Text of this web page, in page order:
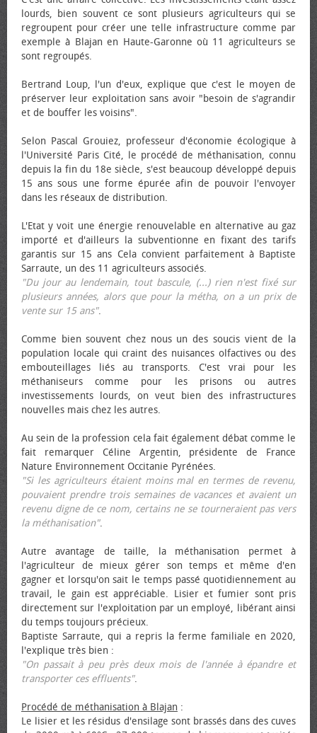
lourds, bien souvent ce sont plusieurs agriculteurs qui se
regroupent pour créer une telle infrastructure comme par
exemple à Blajan en Haute-Garonne où 11 agriculteurs se
sont regroupés.
Bertrand Loup, l'un d'eux, explique que c'est le moyen de
préserver leur exploitation sans avoir "besoin de s'agrandir
et de bouffer les voisins".
Selon Pascal Grouiez, professeur d'économie écologique à
l'Université Paris Cité, le procédé de méthanisation, connu
depuis la fin du 18e siècle, s'est beaucoup développé depuis
15 ans sous une forme épurée afin de pouvoir l'envoyer
dans les réseaux de distribution.
L'Etat y voit une énergie renouvelable en alternative au gaz
importé et d'ailleurs la subventionne en fixant des tarifs
garantis sur 15 ans Cela convient parfaitement à Baptiste
Sarraute, un des 11 agriculteurs associés.
"Du jour au lendemain, tout bascule, (...) rien n'est fixé sur
plusieurs années, alors que pour la métha, on a un prix de
vente sur 15 ans".
Comme bien souvent chez nous un des soucis vient de la
population locale qui craint des nuisances olfactives ou des
embouteillages liés au transports. C'est vrai pour les
méthaniseurs comme pour les prisons ou autres
investissements lourds, on veut bien des infrastructures
nouvelles mais chez les autres.
Au sein de la profession cela fait également débat comme le
fait remarquer Céline Argentin, présidente de France
Nature Environnement Occitanie Pyrénées.
"Si les agriculteurs étaient moins mal en termes de revenu,
pouvaient prendre trois semaines de vacances et avaient un
revenu digne de ce nom, certains ne se tourneraient pas vers
la méthanisation".
Autre avantage de taille, la méthanisation permet à
l'agriculteur de mieux gérer son temps et même d'en
gagner et lorsqu'on sait le temps passé quotidiennement au
travail, le gain est appréciable. Lisier et fumier sont pris
directement sur l'exploitation par un employé, libérant ainsi
du temps toujours précieux.
Baptiste Sarraute, qui a repris la ferme familiale en 2020,
l'explique très bien :
"On passait à peu près deux mois de l'année à épandre et
transporter ces effluents".
Procédé de méthanisation à Blajan :
Le lisier et les résidus d'ensilage sont brassés dans des cuves